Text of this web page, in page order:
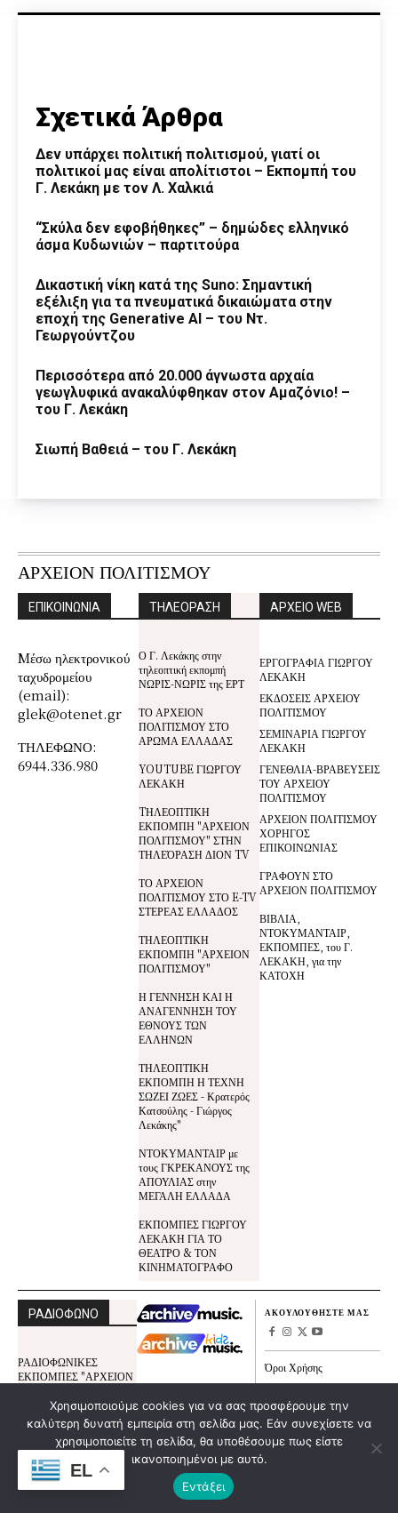
Σχετικά Άρθρα
Δεν υπάρχει πολιτική πολιτισμού, γιατί οι
πολιτικοί μας είναι απολίτιστοι – Εκπομπή του
Γ. Λεκάκη με τον Λ. Χαλκιά
“Σκύλα δεν εφοβήθηκες” – δημώδες ελληνικό
άσμα Κυδωνιών – παρτιτούρα
Δικαστική νίκη κατά της Suno: Σημαντική
εξέλιξη για τα πνευματικά δικαιώματα στην
εποχή της Generative AI – του Ντ.
Γεωργούντζου
Περισσότερα από 20.000 άγνωστα αρχαία
γεωγλυφικά ανακαλύφθηκαν στον Αμαζόνιο! –
του Γ. Λεκάκη
Σιωπή Βαθειά – του Γ. Λεκάκη
ΑΡΧΕΙΟΝ ΠΟΛΙΤΙΣΜΟΥ
ΕΠΙΚΟΙΝΩΝΙΑ
Mέσω ηλεκτρονικού
ταχυδρομείου
(email):
glek@otenet.gr
ΤΗΛΕΦΩΝΟ:
6944.336.980
ΤΗΛΕΟΡΑΣΗ
Ο Γ. Λεκάκης στην
τηλεοπτική εκπομπή
ΝΩΡΙΣ-ΝΩΡΙΣ της ΕΡΤ
ΤΟ ΑΡΧΕΙΟΝ
ΠΟΛΙΤΙΣΜΟΥ ΣΤΟ
ΑΡΩΜΑ ΕΛΛΑΔΑΣ
YOUTUBE ΓΙΩΡΓΟΥ
ΛΕΚΑΚΗ
TΗΛΕΟΠΤΙΚΗ
ΕΚΠΟΜΠΗ "ΑΡΧΕΙΟΝ
ΠΟΛΙΤΙΣΜΟΥ" ΣΤΗΝ
ΤΗΛΕΌΡΑΣΗ ΔΙΟΝ TV
ΤΟ ΑΡΧΕΙΟΝ
ΠΟΛΙΤΙΣΜΟΥ ΣΤΟ E-TV
ΣΤΕΡΕΑΣ ΕΛΛΑΔΟΣ
ΤΗΛΕΟΠΤΙΚΗ
ΕΚΠΟΜΠΗ "ΑΡΧΕΙΟΝ
ΠΟΛΙΤΙΣΜΟΥ"
Η ΓΕΝΝΗΣΗ ΚΑΙ Η
ΑΝΑΓΕΝΝΗΣΗ ΤΟΥ
ΕΘΝΟΥΣ ΤΩΝ
ΕΛΛΗΝΩΝ
ΤΗΛΕΟΠΤΙΚΗ
ΕΚΠΟΜΠΗ Η ΤΕΧΝΗ
ΣΩΖΕΙ ΖΩΕΣ - Κρατερός
Κατσούλης - Γιώργος
Λεκάκης"
ΝΤΟΚΥΜΑΝΤΑΙΡ με
τους ΓΚΡΕΚΑΝΟΥΣ της
ΑΠΟΥΛΙΑΣ στην
ΜΕΓΑΛΗ ΕΛΛΑΔΑ
ΕΚΠΟΜΠΕΣ ΓΙΩΡΓΟΥ
ΛΕΚΑΚΗ ΓΙΑ ΤΟ
ΘΕΑΤΡΟ & ΤΟΝ
ΚΙΝΗΜΑΤΟΓΡΑΦΟ
ΑΡΧΕΙΟ WEB
ΕΡΓΟΓΡΑΦΙΑ ΓΙΩΡΓΟΥ
ΛΕΚΑΚΗ
ΕΚΔΟΣΕΙΣ ΑΡΧΕΙΟΥ
ΠΟΛΙΤΙΣΜΟΥ
ΣΕΜΙΝΑΡΙΑ ΓΙΩΡΓΟΥ
ΛΕΚΑΚΗ
ΓΕΝΕΘΛΙΑ-ΒΡΑΒΕΥΣΕΙΣ
ΤΟΥ ΑΡΧΕΙΟΥ
ΠΟΛΙΤΙΣΜΟΥ
ΑΡΧΕΙΟΝ ΠΟΛΙΤΙΣΜΟΥ
ΧΟΡΗΓΟΣ
ΕΠΙΚΟΙΝΩΝΙΑΣ
ΓΡΑΦΟΥΝ ΣΤΟ
ΑΡΧΕΙΟΝ ΠΟΛΙΤΙΣΜΟΥ
ΒΙΒΛΙΑ,
ΝΤΟΚΥΜΑΝΤΑΙΡ,
ΕΚΠΟΜΠΕΣ, του Γ.
ΛΕΚΑΚΗ, για την
ΚΑΤΟΧΗ
ΡΑΔΙΟΦΩΝΟ
ΡΑΔΙΟΦΩΝΙΚΕΣ
ΕΚΠΟΜΠΕΣ "ΑΡΧΕΙΟΝ
ΕΚΠΟΜΠΕΣ ΓΙΑ ΤΟ
ΜΠΟΥΖΟΥΚΙ
ΕΚΠΟΜΠΕΣ ΓΙΑ ΤΟ
ΚΛΑΡΙΝΟ
ΑΚΟΥΛΟΥΘΗΣΤΕ ΜΑΣ
Όροι Χρήσης
Πολιτική Cookies
Πολιτικής Απορρήτου
Το Αρχείον Πολιτισμού
EL
Χρησιμοποιούμε cookies για να σας προσφέρουμε την
καλύτερη δυνατή εμπειρία στη σελίδα μας. Εάν συνεχίσετε να
χρησιμοποιείτε τη σελίδα, θα υποθέσουμε πως είστε
ικανοποιημένοι με αυτό.
Εντάξει